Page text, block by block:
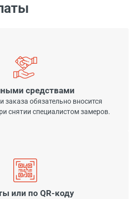
средствами
заказа обязательно вносится
снятии специалистом замеров.
или по QR-коду